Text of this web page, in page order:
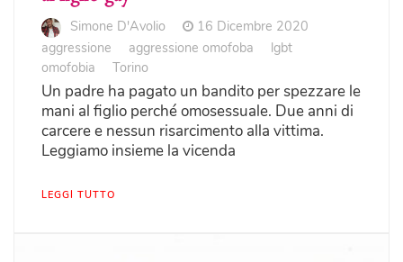
Simone D'Avolio
16 Dicembre 2020
aggressione
aggressione omofoba
lgbt
omofobia
Torino
Un padre ha pagato un bandito per spezzare le
mani al figlio perché omosessuale. Due anni di
carcere e nessun risarcimento alla vittima.
Leggiamo insieme la vicenda
LEGGI TUTTO